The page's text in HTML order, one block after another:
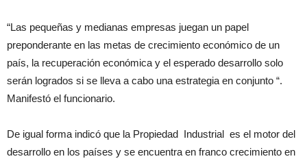
“Las pequeñas y medianas empresas juegan un papel
preponderante en las metas de crecimiento económico de un
país, la recuperación económica y el esperado desarrollo solo
serán logrados si se lleva a cabo una estrategia en conjunto “.
Manifestó el funcionario.
De igual forma indicó que la Propiedad Industrial es el motor del
desarrollo en los países y se encuentra en franco crecimiento en